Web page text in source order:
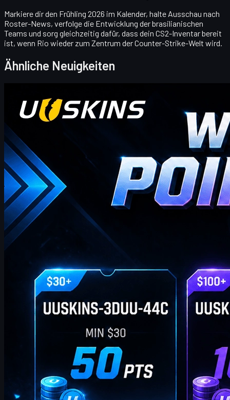
Markiere dir den Frühling 2026 im Kalender, halte Ausschau nach
Roster-News, verfolge die Entwicklung der brasilianischen
Teams und sorg gleichzeitig dafür, dass dein CS2-Inventar bereit
ist, wenn Rio wieder zum Zentrum der Counter-Strike-Welt wird.
Ähnliche Neuigkeiten
Hallo CS2-Händler! Willkommen in unserem
wöchentlichen Bonus-Blog!
hier finden Sie die neuesten und umfassendsten UUSKINS
Geschenkpunkt-Codes für diese Woche. Wir aktualisieren diese
Seite wöchentlich, um Ihnen zusätzliche Geschenkpunkte zu
bieten. Solange Ihre Bestellung den entsprechenden Betrag
erreicht, können Sie die unten stehenden Codes einlösen und
gegen Ihre Lieblings-CS2-Skins im Shop eintauschen!
April 20, 2026